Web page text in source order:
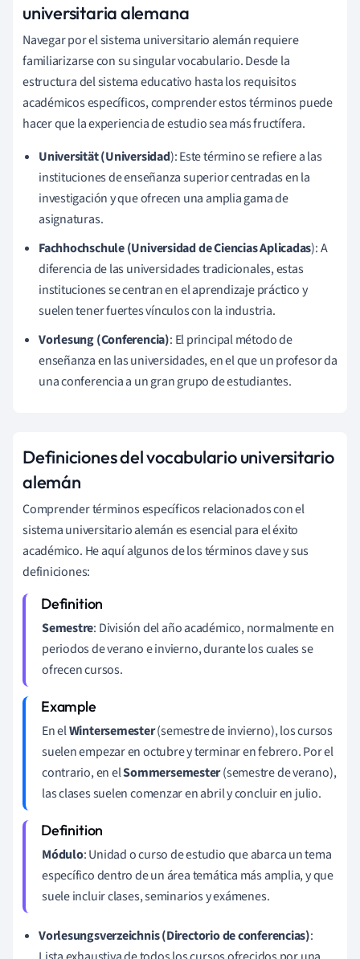
universitaria alemana
Navegar por el sistema universitario alemán requiere
familiarizarse con su singular vocabulario. Desde la
estructura del sistema educativo hasta los requisitos
académicos específicos, comprender estos términos puede
hacer que la experiencia de estudio sea más fructífera.
Universität (Universidad): Este término se refiere a las
instituciones de enseñanza superior centradas en la
investigación y que ofrecen una amplia gama de
asignaturas.
Fachhochschule (Universidad de Ciencias Aplicadas): A
diferencia de las universidades tradicionales, estas
instituciones se centran en el aprendizaje práctico y
suelen tener fuertes vínculos con la industria.
Vorlesung (Conferencia): El principal método de
enseñanza en las universidades, en el que un profesor da
una conferencia a un gran grupo de estudiantes.
Definiciones del vocabulario universitario
alemán
Comprender términos específicos relacionados con el
sistema universitario alemán es esencial para el éxito
académico. He aquí algunos de los términos clave y sus
definiciones:
Semestre: División del año académico, normalmente en
periodos de verano e invierno, durante los cuales se
ofrecen cursos.
En elWintersemester(semestre de invierno), los cursos
suelen empezar en octubre y terminar en febrero. Por el
contrario, en elSommersemester(semestre de verano),
las clases suelen comenzar en abril y concluir en julio.
Módulo: Unidad o curso de estudio que abarca un tema
específico dentro de un área temática más amplia, y que
suele incluir clases, seminarios y exámenes.
Vorlesungsverzeichnis (Directorio de conferencias):